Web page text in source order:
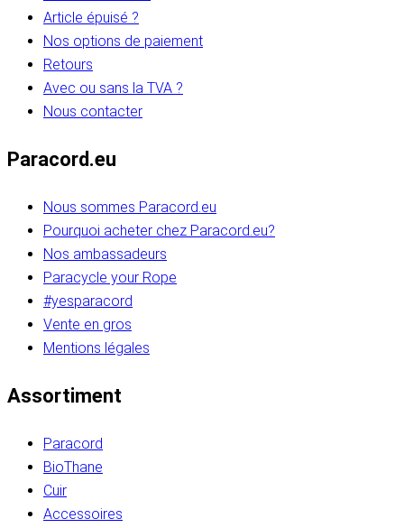
Article épuisé ?
Nos options de paiement
Retours
Avec ou sans la TVA ?
Nous contacter
Paracord.eu
Nous sommes Paracord.eu
Pourquoi acheter chez Paracord.eu?
Nos ambassadeurs
Paracycle your Rope
#yesparacord
Vente en gros
Mentions légales
Assortiment
Paracord
BioThane
Cuir
Accessoires